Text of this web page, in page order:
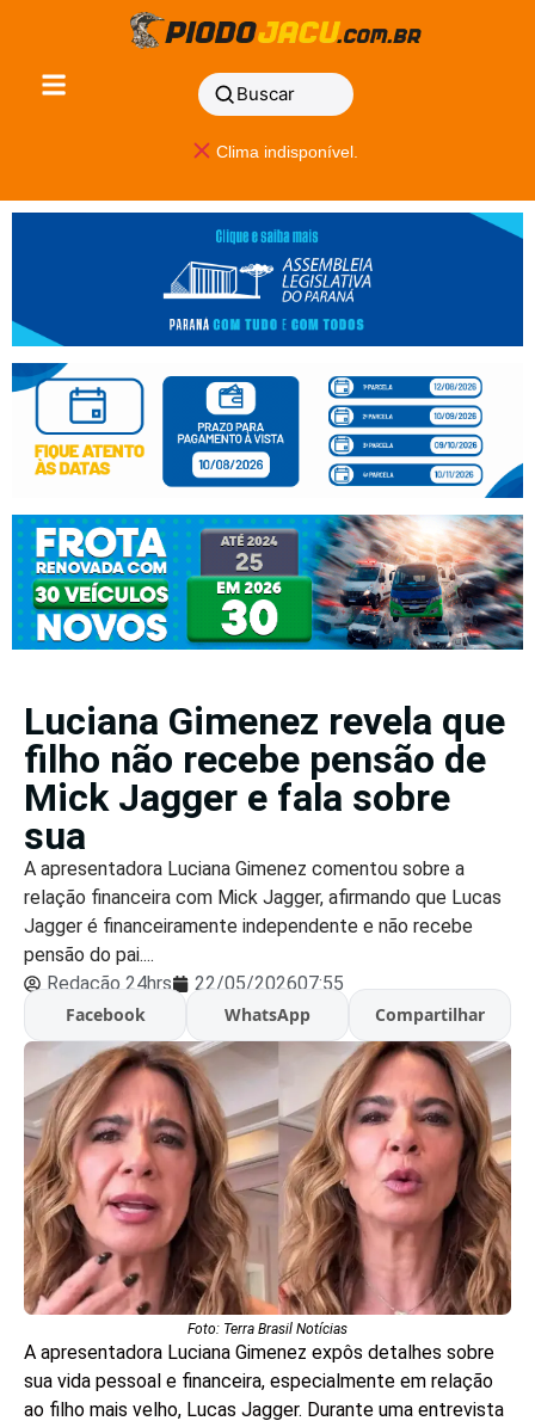
Buscar
Clima indisponível.
Luciana Gimenez revela que
filho não recebe pensão de
Mick Jagger e fala sobre
sua
A apresentadora Luciana Gimenez comentou sobre a
relação financeira com Mick Jagger, afirmando que Lucas
Jagger é financeiramente independente e não recebe
pensão do pai....
Redação 24hrs
22/05/202607:55
Facebook
WhatsApp Compartilhar
Foto: Terra Brasil Notícias
A apresentadora Luciana Gimenez expôs detalhes sobre
sua vida pessoal e financeira, especialmente em relação
ao filho mais velho, Lucas Jagger. Durante uma entrevista